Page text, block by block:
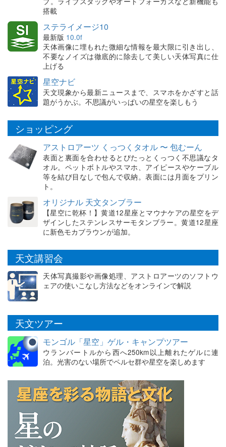
搭載
ステライメージ10
最新版 10.0f
天体画像に埋もれた微細な情報を最大限に引き出し、
不要なノイズは徹底的に除去して美しい天体写真に仕
上げる
星空ナビ
天文現象から最新ニュースまで、スマホをかざすと話
題がうかぶ。不思議がいっぱいの星空を楽しもう
ショッピング
アストロアーツ くっつくタオル 〜 包むーん
表面と裏面を合わせるとぴたっとくっつく不思議なタ
オル。ペットボトルやスマホ、アイピースやケーブル
等を結び目なしで包んで収納。表面には月面をプリン
ト。
オリジナル 天文タンブラー
【星空に乾杯！】黄道12星座とマウナケアの星空をデ
ザインしたステンレスサーモタンブラー。黄道12星座
に新色モカブラウンが追加。
天文講習会
天体写真撮影や画像処理、アストロアーツのソフトウ
ェアの使いこなし方法などをオンラインで解説
天文ツアー
モンゴル「星空」ゲル・キャンプツアー
ウランバートルから西へ250km以上離れたゲルに連
泊。光害のない場所でペルセ群や星空を楽しめます